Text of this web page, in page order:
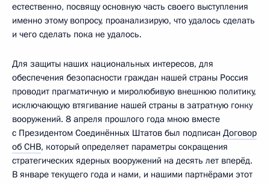
естественно, посвящу основную часть своего выступления
именно этому вопросу, проанализирую, что удалось сделать
и чего сделать пока не удалось.
Для защиты наших национальных интересов, для
обеспечения безопасности граждан нашей страны Россия
проводит прагматичную и миролюбивую внешнюю политику,
исключающую втягивание нашей страны в затратную гонку
вооружений. 8 апреля прошлого года мною вместе
с Президентом Соединённых Штатов был подписан Договор
об СНВ, который определяет параметры сокращения
стратегических ядерных вооружений на десять лет вперёд.
В январе текущего года и нами, и нашими партнёрами этот